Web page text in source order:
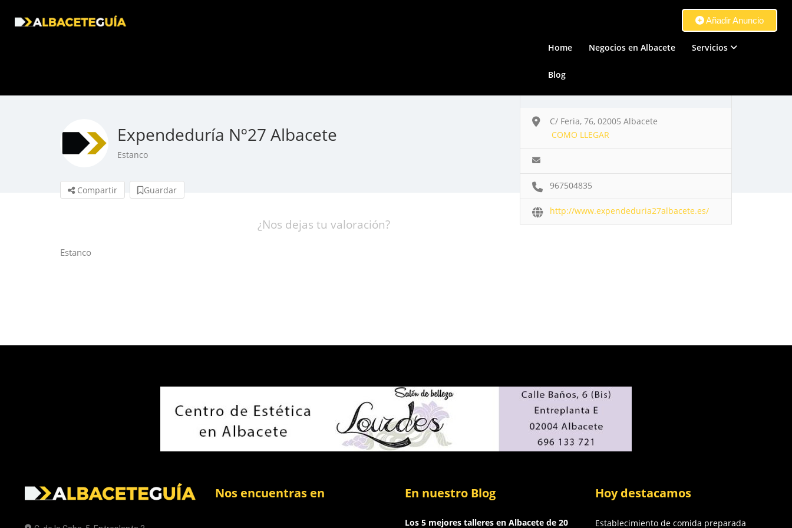
Añadir Anuncio
Home Negocios en Albacete Servicios
Blog
Expendeduría Nº27 Albacete
Estanco
Compartir Guardar
¿Nos dejas tu valoración?
Estanco
C/ Feria, 76, 02005 Albacete
COMO LLEGAR
967504835
http://www.expendeduria27albacete.es/
Nos encuentras en En nuestro Blog
Los 5 mejores talleres en Albacete de 20
Hoy destacamos
Establecimiento de comida preparada